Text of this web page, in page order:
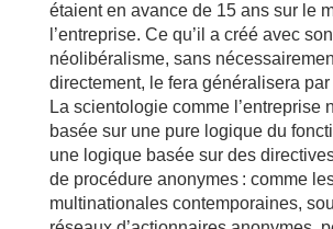
étaient en avance de 15 ans sur le
l’entreprise. Ce qu’il a créé avec
néolibéralisme, sans
directement, le fera généralisera par
La scientologie comme l’entreprise
basée sur une pure logique du
une logique basée sur des
de procédure anonymes : comme
multinationales contemporaines,